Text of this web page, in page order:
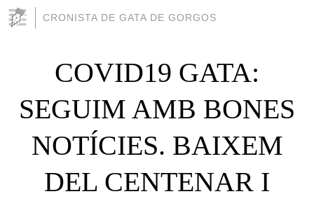
CRONISTA DE GATA DE GORGOS
COVID19 GATA:
SEGUIM AMB BONES
NOTÍCIES. BAIXEM
DEL CENTENAR I